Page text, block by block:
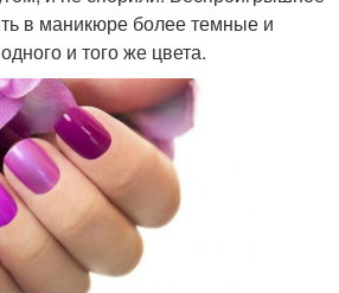
в маникюре более темные и
и того же цвета.